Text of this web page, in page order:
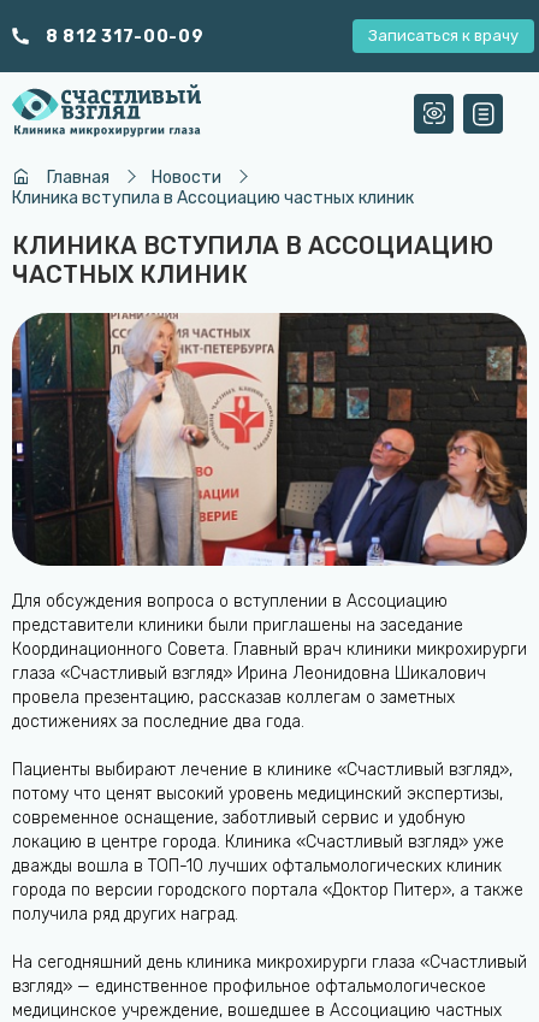
8 812 317-00-09 Записаться к врачу
Главная
Новости
Клиника вступила в Ассоциацию частных клиник
КЛИНИКА ВСТУПИЛА В АССОЦИАЦИЮ
ЧАСТНЫХ КЛИНИК
Для обсуждения вопроса о вступлении в Ассоциацию
представители клиники были приглашены на заседание
Координационного Совета. Главный врач клиники микрохирурги
глаза «Счастливый взгляд» Ирина Леонидовна Шикалович
провела презентацию, рассказав коллегам о заметных
достижениях за последние два года.
Пациенты выбирают лечение в клинике «Счастливый взгляд»,
потому что ценят высокий уровень медицинский экспертизы,
современное оснащение, заботливый сервис и удобную
локацию в центре города. Клиника «Счастливый взгляд» уже
дважды вошла в ТОП-10 лучших офтальмологических клиник
города по версии городского портала «Доктор Питер», а также
получила ряд других наград.
На сегодняшний день клиника микрохирурги глаза «Счастливый
взгляд» — единственное профильное офтальмологическое
медицинское учреждение, вошедшее в Ассоциацию частных